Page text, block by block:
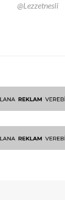
@Lezzetnesli